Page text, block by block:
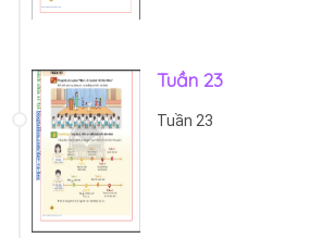
Tuần 23
Tuần 23